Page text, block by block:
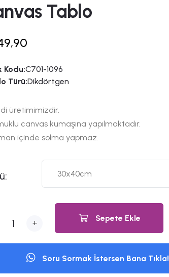
Tablo
Kodu:C701-1096
Türü:Dikdörtgen
üretimimizdir.
canvas kumaşına yapılmaktadır.
içinde solma yapmaz.
+ Sepete Ekle
Soru Sormak İstersen Bana Tıkla!